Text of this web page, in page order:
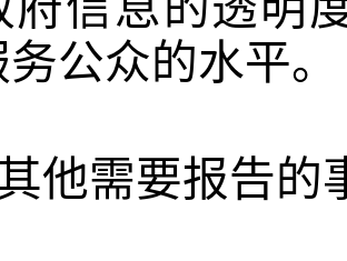
公众的水平。
他需要报告的